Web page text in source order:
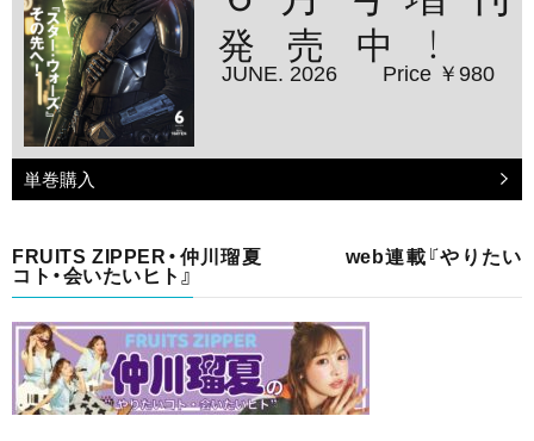
発売中！
JUNE. 2026 Price ￥980
単巻購入
FRUITS ZIPPER・仲川瑠夏 web連載『やりたい
コト・会いたいヒト』